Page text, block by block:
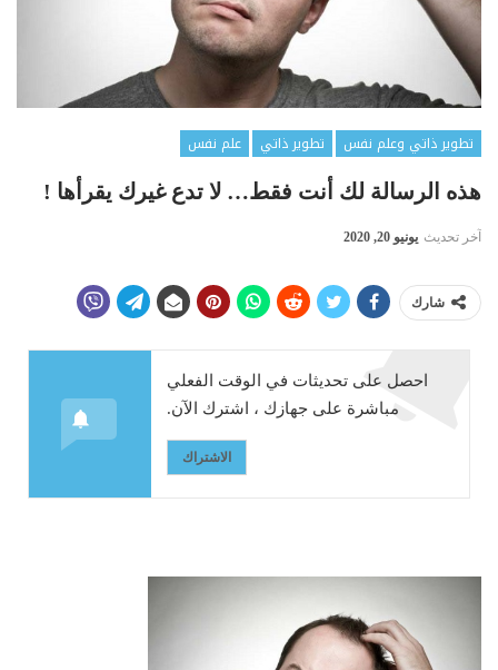
تطوير ذاتي وعلم نفس تطوير ذاتي
علم نفس
هذه الرسالة لك أنت فقط… لا تدع غيرك يقرأها !
آخر تحديث يونيو 20, 2020
شارك
احصل على تحديثات في الوقت الفعلي
مباشرة على جهازك ، اشترك الآن.
الاشتراك